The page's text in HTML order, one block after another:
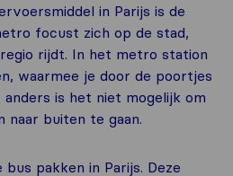
in Parijs is de
focust zich op de stad,
rijdt. In het metro station
waarmee je door de poortjes
is het niet mogelijk om
naar buiten te gaan.
pakken in Parijs. Deze